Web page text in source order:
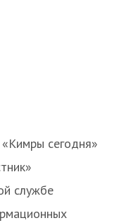
сегодня»
службе